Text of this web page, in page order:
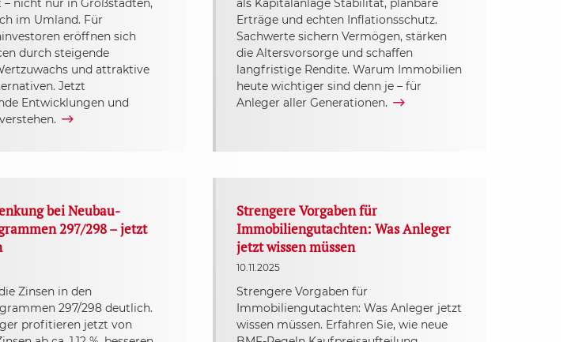
im Umland. Für
eröffnen sich
durch steigende
und attraktive
Jetzt
Entwicklungen und
Erträge und echten Inflationsschutz.
Sachwerte sichern Vermögen, stärken
die Altersvorsorge und schaffen
langfristige Rendite. Warum Immobilien
heute wichtiger sind denn je – für
Anleger aller Generationen.
bei Neubau-
297/298 – jetzt
Zinsen in den
297/298 deutlich.
profitieren jetzt von
Strengere Vorgaben für
Immobiliengutachten: Was Anleger
jetzt wissen müssen
10.11.2025
Strengere Vorgaben für
Immobiliengutachten: Was Anleger jetzt
wissen müssen. Erfahren Sie, wie neue